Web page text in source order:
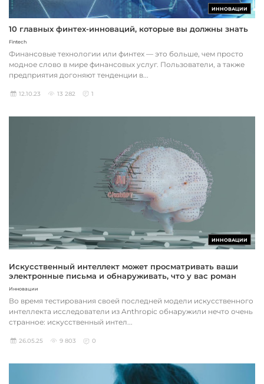
ИННОВАЦИИ
10 главных финтех-инноваций, которые вы должны знать
Fintech
Финансовые технологии или финтех — это больше, чем просто
модное слово в мире финансовых услуг. Пользователи, а также
предприятия догоняют тенденции в...
12.10.23 13 282 1
ИННОВАЦИИ
Искусственный интеллект может просматривать ваши
электронные письма и обнаруживать, что у вас роман
Инновации
Во время тестирования своей последней модели искусственного
интеллекта исследователи из Anthropic обнаружили нечто очень
странное: искусственный интел...
26.05.25 9 803 0